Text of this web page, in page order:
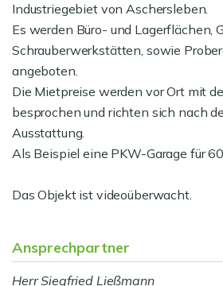
Industriegebiet von Aschersleben.
Es werden Büro- und Lagerflächen,
Schrauberwerkstätten, sowie
angeboten.
Die Mietpreise werden vor Ort mit
besprochen und richten sich nach
Ausstattung.
Als Beispiel eine PKW-Garage für
Das Objekt ist videoüberwacht.
Ansprechpartner
Herr Siegfried Ließmann